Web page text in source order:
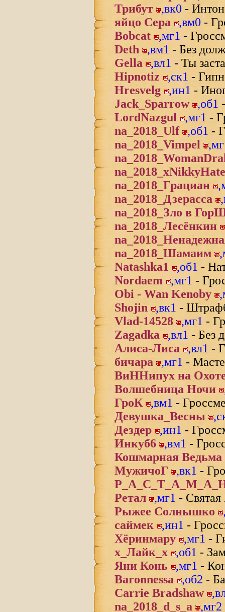
Трибут
,вк0 -
яйцо Сера
,вм0 -
Bobcat
,мг1 -
Deth
,вм1 - Без
Gella
,вл1 - Ты
Hipnotiz
,ск1 -
Hresvelg
,ин1 -
Jack_Sparrow
,об1
LordNazgul
,мг1 -
na_2018_Ulf
,об1 -
na_2018_Vimpel
,
na_2018_Грациан
,
na_2018_Дзерасса
,
na_2018_Зло в
na_2018_Лесёнкин
na_2018_Шамаим
,
Natashka1
,об1 -
Nordaem
,мг1 -
Obi - Wan Kenoby
,
Shojin
,вк1 -
Vlad-14528
,мг1 -
Zagadka
,вл1 - Без
Алиса-Лиса
,вл1 -
бичара
,мг1 -
ВиННипух на
Волшебница Ночи
ГроК
,вм1 -
Девушка_Весны
,
Дездер
,ин1 -
Инкуб6
,вм1 -
Кошмарная Ведьма
МужичоГ
,вк1 -
Ретал
,мг1 -
Рыжее Солнышко
саймек
,ин1 -
Хёринмару
,мг1 -
х_Лайк_х
,об1 -
Яни Конь
,мг1 -
Baronnessa
,об2 -
Carrie Bradshaw
,
na_2018_d_s_a
,мг2